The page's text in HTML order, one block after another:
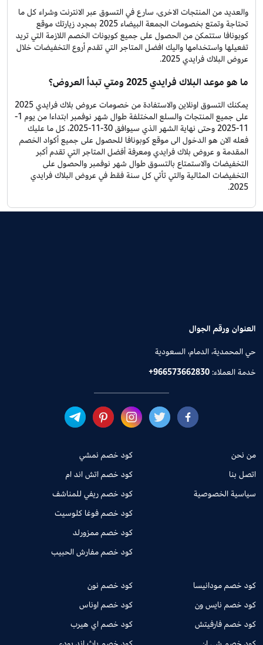
والعديد من المنتجات الاخرى، سارع في التسوق عبر الانترنت وشراء كل ما
تحتاجة وتمتع بخصومات الجمعة البيضاء 2025 بمجرد زيارتك موقع
كوبونافا ستتمكن من الحصول على جميع كوبونات الخصم اللازمة التي تريد
تفعيلها واستخدامها واليك افضل المتاجر التي تقدم أروع التخفيضات خلال
عروض البلاك فرايدي 2025.
ما هو موعد البلاك فرايدي 2025 ومتي تبدأ العروض؟
يمكنك التسوق اونلاين والاستفادة من خصومات عروض بلاك فرايدي 2025
على جميع المنتجات والسلع المختلفة طوال شهر نوفمبر ابتداءا من يوم 1-
11-2025 وحتى نهاية الشهر الذي سيوافق 30-11-2025، كل ما عليك
فعله الان هو الدخول الى موقع كوبونافا للحصول على جميع أكواد الخصم
المقدمة و عروض بلاك فرايدي ومعرفة أفضل المتاجر التي تقدم أكبر
التخفيضات والاستمتاع بالتسوق طوال شهر نوفمبر والحصول على
التخفيضات المثالية والتي تأتي كل سنة فقط في عروض البلاك فرايدي
2025.
العنوان ورقم الجوال
حي المحمدية، الدمام، السعودية
خدمة العملاء:+966573662830
من نحن
اتصل بنا
سياسية الخصوصية
كود خصم نمشي
كود خصم اتش اند ام
كود خصم ريفي للمناشف
كود خصم فوغا كلوسيت
كود خصم ممزورلد
كود خصم مفارش الحبيب
كود خصم مودانيسا
كود خصم نايس ون
كود خصم فارفيتش
كود خصم نون
كود خصم اوناس
كود خصم اي هيرب